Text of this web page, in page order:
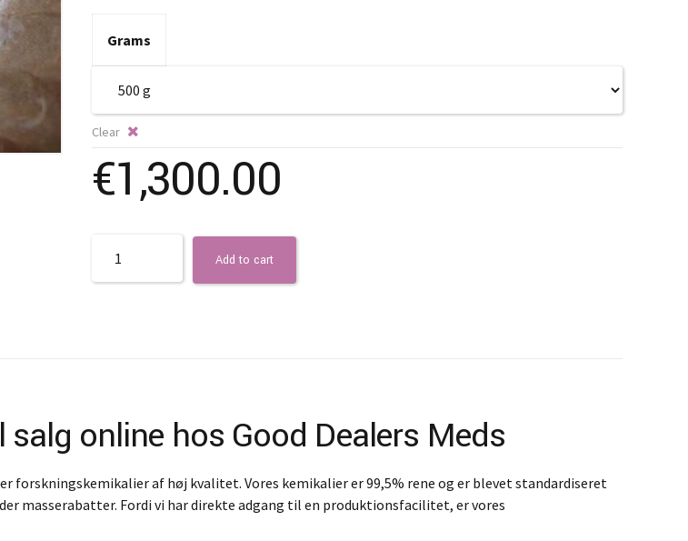
Grams
Clear
€1,300.00
Add to cart
online hos Good Dealers Meds
forskningskemikalier af høj kvalitet. Vores kemikalier er 99,5% rene og er blevet standardiseret
masserabatter. Fordi vi har direkte adgang til en produktionsfacilitet, er vores